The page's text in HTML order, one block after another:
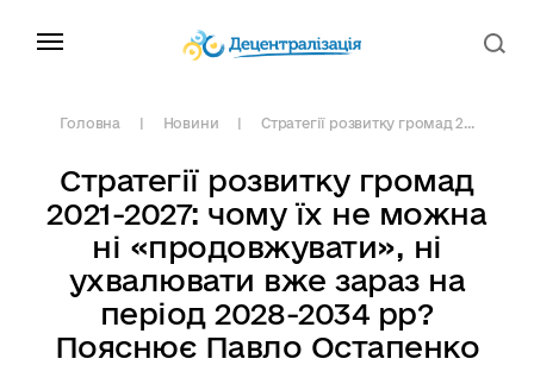
Головна Новини Стратегії розвитку громад 2...
Стратегії розвитку громад
2021-2027: чому їх не можна
ні «продовжувати», ні
ухвалювати вже зараз на
період 2028-2034 рр?
Пояснює Павло Остапенко